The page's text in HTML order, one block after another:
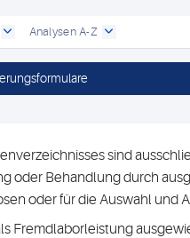
Analysen A-Z
sind
oder Behandlung durch
oder für die Auswahl
Fremdlaborleistung